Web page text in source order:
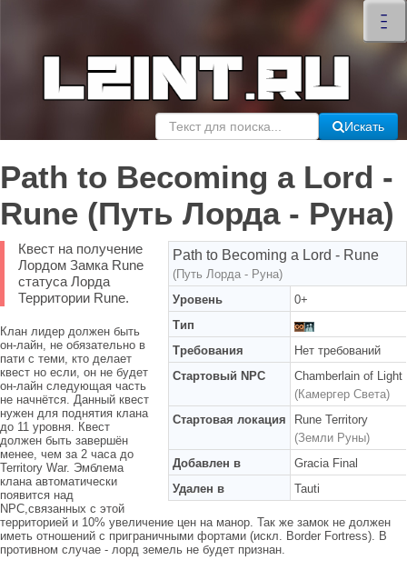
–
–
–
×
Искать
Path to Becoming a Lord -
Rune (Путь Лорда - Руна)
Path to Becoming a Lord - Rune
(Путь Лорда - Руна)
Уровень
0+
Тип
Требования
Нет требований
Стартовый NPC
Chamberlain of Light
(Камергер Света)
Стартовая локация
Rune Territory
(Земли Руны)
Добавлен в
Gracia Final
Удален в
Tauti
Квест на получение
Лордом Замка Rune
статуса Лорда
Территории Rune.
Клан лидер должен быть
он-лайн, не обязательно в
пати с теми, кто делает
квест но если, он не будет
он-лайн следующая часть
не начнётся. Данный квест
нужен для поднятия клана
до 11 уровня. Квест
должен быть завершён
менее, чем за 2 часа до
Territory War. Эмблема
клана автоматически
появится над
NPC,связанных с этой
территорией и 10% увеличение цен на манор. Так же замок не должен
иметь отношений с приграничными фортами (искл. Border Fortress). В
противном случае - лорд земель не будет признан.